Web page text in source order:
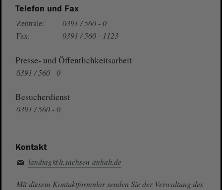
Telefon und Fax
Zentrale:
0391 / 560 - 0
Fax:
0391 / 560 - 1123
Presse- und Öffentlichkeitsarbeit
0391 / 560 - 0
Besucherdienst
0391 / 560 - 0
Kontakt
landtag@lt.sachsen-anhalt.de
Mit diesem Kontaktformular senden Sie der Verwaltung des